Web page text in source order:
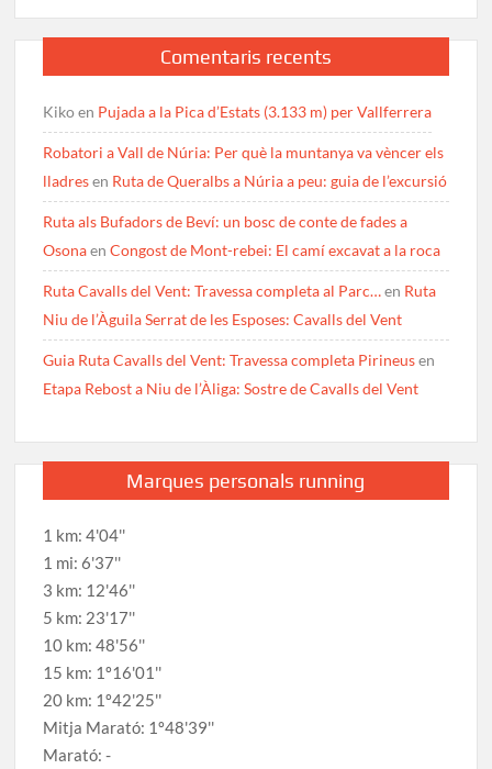
Comentaris recents
Kikoen Pujada a la Pica d’Estats (3.133 m) per Vallferrera
Robatori a Vall de Núria: Per què la muntanya va vèncer els
lladresen Ruta de Queralbs a Núria a peu: guia de l’excursió
Ruta als Bufadors de Beví: un bosc de conte de fades a
OsonaenCongost de Mont-rebei: El camí excavat a la roca
Ruta Cavalls del Vent: Travessa completa al Parc…en Ruta
Niu de l’Àguila Serrat de les Esposes: Cavalls del Vent
Guia Ruta Cavalls del Vent: Travessa completa Pirineusen
Etapa Rebost a Niu de l’Àliga: Sostre de Cavalls del Vent
Marques personals running
1 km: 4'04''
1 mi: 6'37''
3 km: 12'46''
5 km: 23'17''
10 km: 48'56''
15 km: 1º16'01''
20 km: 1º42'25''
Mitja Marató: 1º48'39''
Marató: -